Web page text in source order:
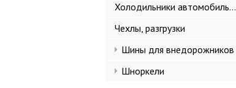
Холодильники автомобильные
Чехлы, разгрузки
Шины для внедорожников
Шноркели